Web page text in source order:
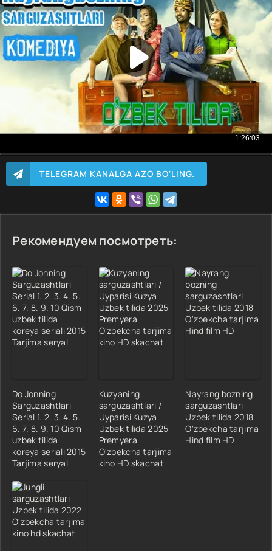
TELEGRAM KANALGA AZO BO'LING.
Рекомендуем посмотреть:
Do Jonning
Sarguzashtlari
Serial 1. 2. 3. 4. 5.
6. 7. 8. 9. 10 Qism
uzbek tilida
koreya seriali 2015
Tarjima seryal
Kuzyaning
sarguzashtlari /
Uyparisi Kuzya
Uzbek tilida 2025
Premyera
O'zbekcha tarjima
kino HD skachat
Nayrang bozning
sarguzashtlari
Uzbek tilida 2018
O'zbekcha tarjima
Hind film HD